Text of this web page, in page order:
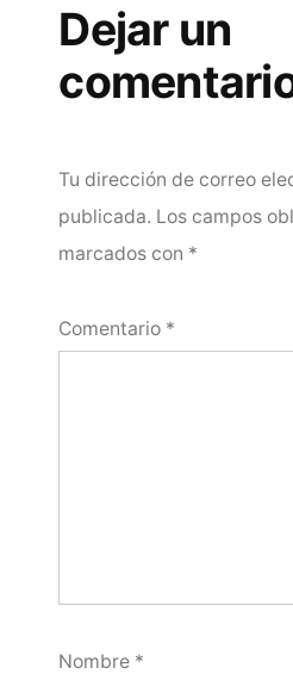
Dejar un
Tu dirección de correo
publicada. Los campos
marcados con *
Comentario *
Nombre *